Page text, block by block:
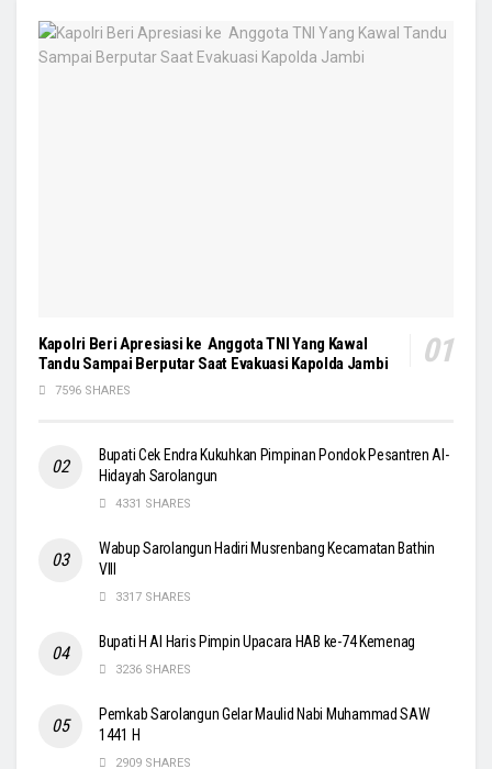
Kapolri Beri Apresiasi ke Anggota TNI Yang Kawal
Tandu Sampai Berputar Saat Evakuasi Kapolda Jambi
7596 SHARES
Bupati Cek Endra Kukuhkan Pimpinan Pondok Pesantren Al-
Hidayah Sarolangun
4331 SHARES
Wabup Sarolangun Hadiri Musrenbang Kecamatan Bathin
VIII
3317 SHARES
Bupati H Al Haris Pimpin Upacara HAB ke-74 Kemenag
3236 SHARES
Pemkab Sarolangun Gelar Maulid Nabi Muhammad SAW
1441 H
2909 SHARES